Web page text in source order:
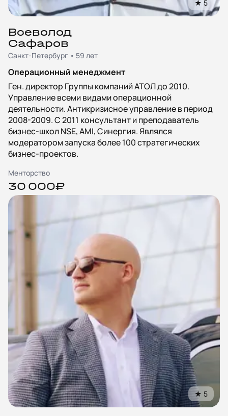
★ 5
Всеволод
Сафаров
Санкт-Петербург • 59 лет
Операционный менеджмент
Ген. директор Группы компаний АТОЛ до 2010.
Управление всеми видами операционной
деятельности. Антикризисное управление в период
2008-2009. С 2011 консультант и преподаватель
бизнес-школ NSE, AMI, Синергия. Являлся
модератором запуска более 100 стратегических
бизнес-проектов.
Менторство
30 000₽
★ 5